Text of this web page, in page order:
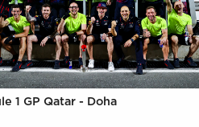
1 GP Qatar - Doha